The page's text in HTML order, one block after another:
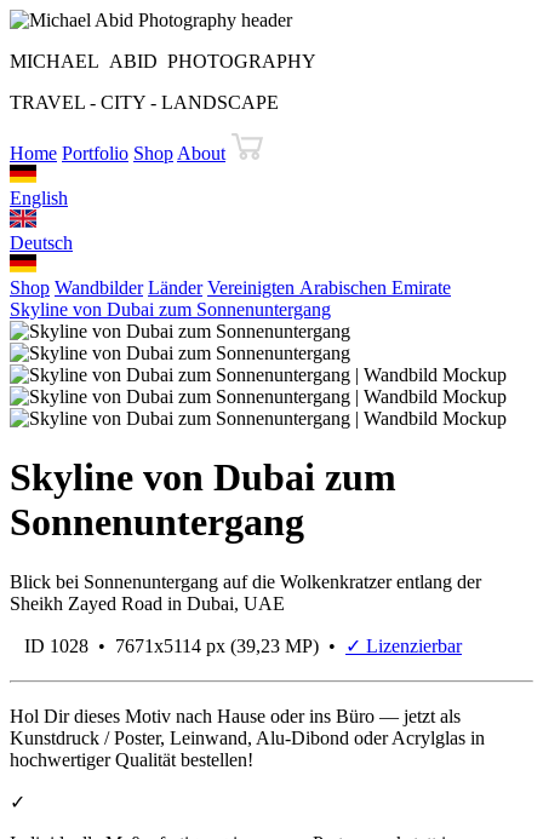
MICHAEL ABID PHOTOGRAPHY
TRAVEL - CITY - LANDSCAPE
Home Portfolio Shop About
English
Deutsch
Shop Wandbilder Länder Vereinigten Arabischen Emirate
Skyline von Dubai zum Sonnenuntergang
Skyline von Dubai zum
Sonnenuntergang
Blick bei Sonnenuntergang auf die Wolkenkratzer entlang der
Sheikh Zayed Road in Dubai, UAE
ID 1028 • 7671x5114 px (39,23 MP) • ✓ Lizenzierbar
Hol Dir dieses Motiv nach Hause oder ins Büro — jetzt als
Kunstdruck / Poster, Leinwand, Alu-Dibond oder Acrylglas in
hochwertiger Qualität bestellen!
✓